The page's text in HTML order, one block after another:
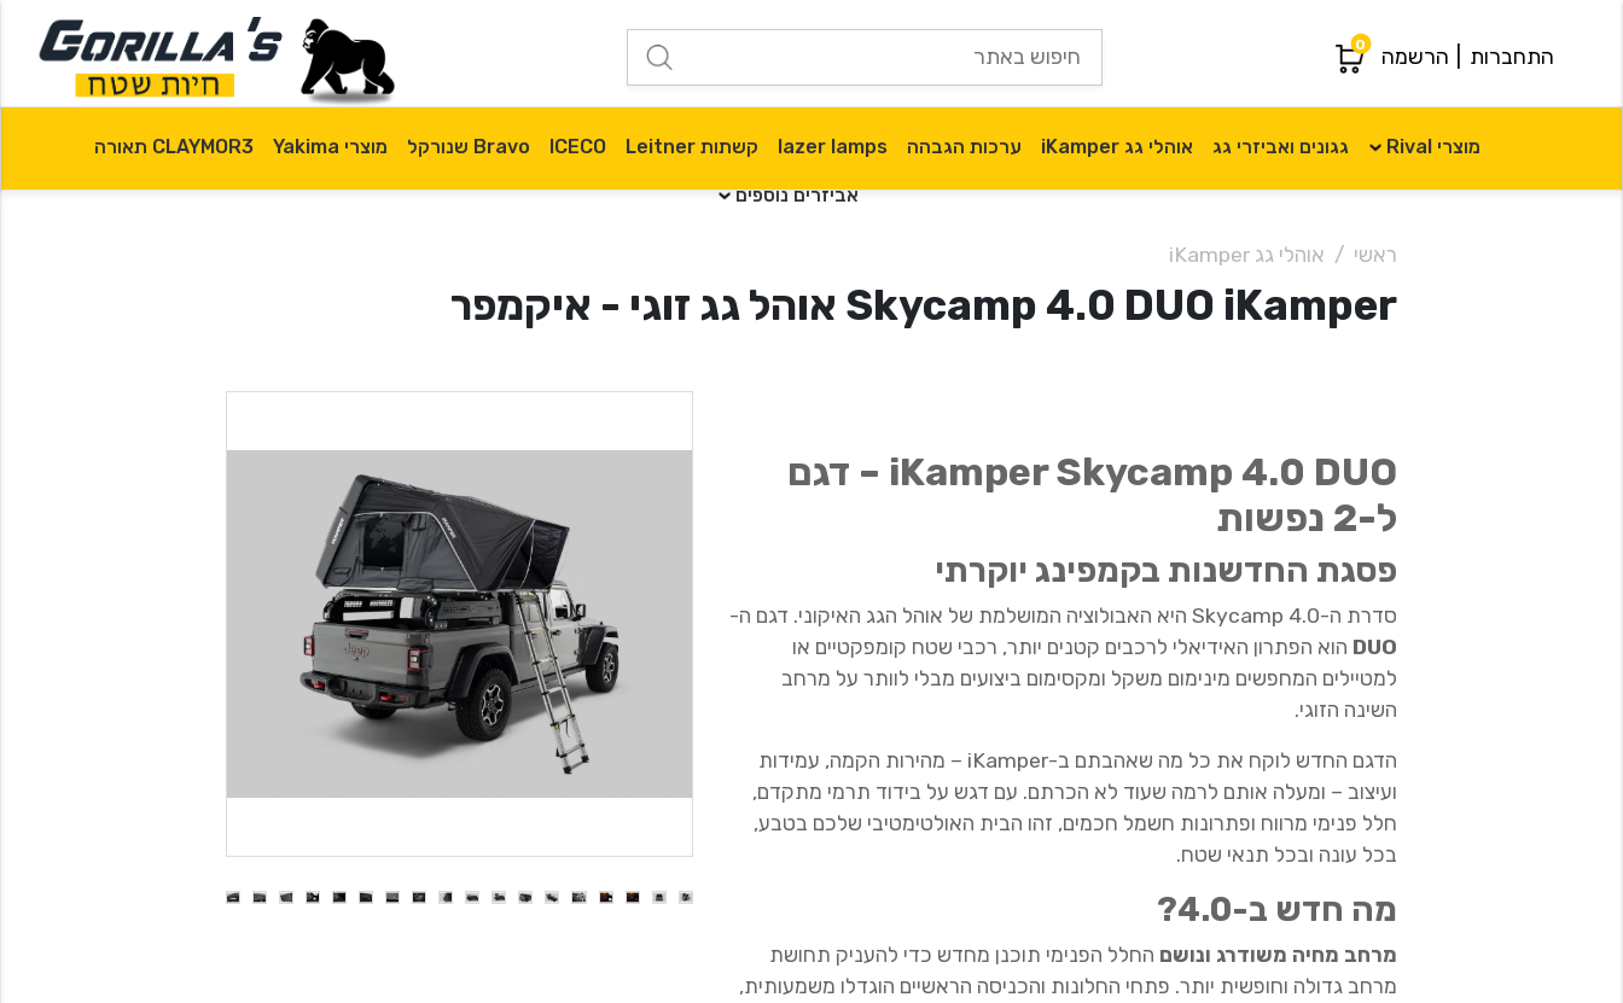
התחברות הרשמה 0
מוצרי Rival גגונים ואביזרי גג אוהלי גג iKamper ערכות הגבהה lazer lamps קשתות Leitner ICECO Bravo שנורקל מוצרי Yakima CLAYMOR3 תאורה
אביזרים נוספים
ראשי אוהלי גג iKamper
Skycamp 4.0 DUO iKamper אוהל גג זוגי - איקמפר
iKamper Skycamp 4.0 DUO – דגם
ל-2 נפשות
פסגת החדשנות בקמפינג יוקרתי
סדרת ה-Skycamp 4.0 היא האבולוציה המושלמת של אוהל הגג האיקוני. דגם ה-
DUO הוא הפתרון האידיאלי לרכבים קטנים יותר, רכבי שטח קומפקטיים או
למטיילים המחפשים מינימום משקל ומקסימום ביצועים מבלי לוותר על מרחב
השינה הזוגי.
הדגם החדש לוקח את כל מה שאהבתם ב-iKamper – מהירות הקמה, עמידות
ועיצוב – ומעלה אותם לרמה שעוד לא הכרתם. עם דגש על בידוד תרמי מתקדם,
חלל פנימי מרווח ופתרונות חשמל חכמים, זהו הבית האולטימטיבי שלכם בטבע,
בכל עונה ובכל תנאי שטח.
מה חדש ב-4.0?
מרחב מחיה משודרג ונושם החלל הפנימי תוכנן מחדש כדי להעניק תחושת
מרחב גדולה וחופשית יותר. פתחי החלונות והכניסה הראשיים הוגדלו משמעותית,